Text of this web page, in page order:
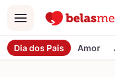
Menu
Dia dos Pais Amor